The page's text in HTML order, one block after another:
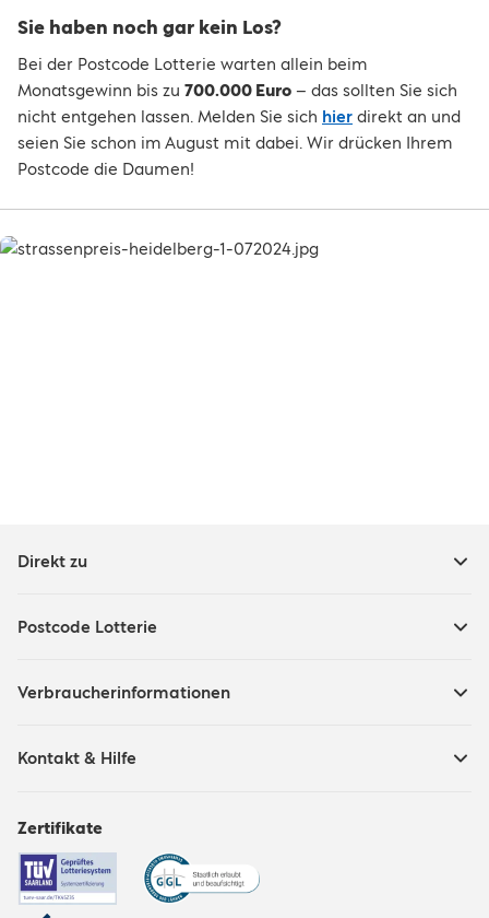
Sie haben noch gar kein Los?
Bei der Postcode Lotterie warten allein beim
Monatsgewinn bis zu 700.000 Euro – das sollten Sie sich
nicht entgehen lassen. Melden Sie sich hier direkt an und
seien Sie schon im August mit dabei. Wir drücken Ihrem
Postcode die Daumen!
Direkt zu
Postcode Lotterie
Verbraucherinformationen
Kontakt & Hilfe
Zertifikate